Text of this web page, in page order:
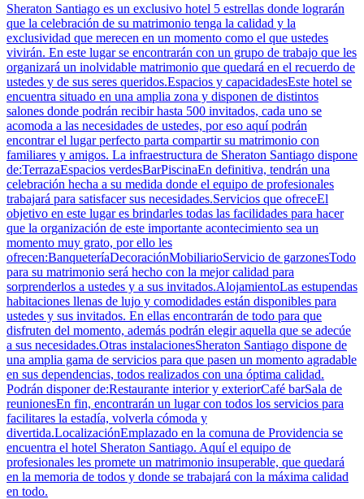
Sheraton Santiago es un exclusivo hotel 5 estrellas donde lograrán
que la celebración de su matrimonio tenga la calidad y la
exclusividad que merecen en un momento como el que ustedes
vivirán. En este lugar se encontrarán con un grupo de trabajo que les
organizará un inolvidable matrimonio que quedará en el recuerdo de
ustedes y de sus seres queridos.Espacios y capacidadesEste hotel se
encuentra situado en una amplia zona y disponen de distintos
salones donde podrán recibir hasta 500 invitados, cada uno se
acomoda a las necesidades de ustedes, por eso aquí podrán
encontrar el lugar perfecto parta compartir su matrimonio con
familiares y amigos. La infraestructura de Sheraton Santiago dispone
de:TerrazaEspacios verdesBarPiscinaEn definitiva, tendrán una
celebración hecha a su medida donde el equipo de profesionales
trabajará para satisfacer sus necesidades.Servicios que ofreceEl
objetivo en este lugar es brindarles todas las facilidades para hacer
que la organización de este importante acontecimiento sea un
momento muy grato, por ello les
ofrecen:BanqueteríaDecoraciónMobiliarioServicio de garzonesTodo
para su matrimonio será hecho con la mejor calidad para
sorprenderlos a ustedes y a sus invitados.AlojamientoLas estupendas
habitaciones llenas de lujo y comodidades están disponibles para
ustedes y sus invitados. En ellas encontrarán de todo para que
disfruten del momento, además podrán elegir aquella que se adecúe
a sus necesidades.Otras instalacionesSheraton Santiago dispone de
una amplia gama de servicios para que pasen un momento agradable
en sus dependencias, todos realizados con una óptima calidad.
Podrán disponer de:Restaurante interior y exteriorCafé barSala de
reunionesEn fin, encontrarán un lugar con todos los servicios para
facilitares la estadía, volverla cómoda y
divertida.LocalizaciónEmplazado en la comuna de Providencia se
encuentra el hotel Sheraton Santiago. Aquí el equipo de
profesionales les promete un matrimonio insuperable, que quedará
en la memoria de todos y donde se trabajará con la máxima calidad
en todo.